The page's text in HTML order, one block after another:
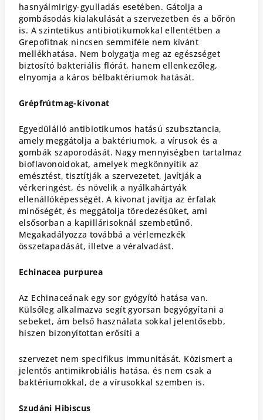
hasnyálmirigy-gyulladás esetében. Gátolja a
gombásodás kialakulását a szervezetben és a bőrön
is. A szintetikus antibiotikumokkal ellentétben a
Grepofitnak nincsen semmiféle nem kívánt
mellékhatása. Nem bolygatja meg az egészséget
biztosító bakteriális flórát, hanem ellenkezőleg,
elnyomja a káros bélbaktériumok hatását.
Grépfrútmag-kivonat
Egyedülálló antibiotikumos hatású szubsztancia,
amely meggátolja a baktériumok, a vírusok és a
gombák szaporodását. Nagy mennyiségben tartalmaz
bioflavonoidokat, amelyek megkönnyítik az
emésztést, tisztítják a szervezetet, javítják a
vérkeringést, és növelik a nyálkahártyák
ellenállóképességét. A kivonat javítja az érfalak
minőségét, és meggátolja töredezésüket, ami
elsősorban a kapillárisoknál szembetűnő.
Megakadályozza továbbá a vérlemezkék
összetapadását, illetve a véralvadást.
Echinacea purpurea
Az Echinaceának egy sor gyógyító hatása van.
Külsőleg alkalmazva segít gyorsan begyógyítani a
sebeket, ám belső használata sokkal jelentősebb,
hiszen bizonyítottan erősíti a
szervezet nem specifikus immunitását. Közismert a
jelentős antimikrobiális hatása, és nem csak a
baktériumokkal, de a vírusokkal szemben is.
Szudáni Hibiscus